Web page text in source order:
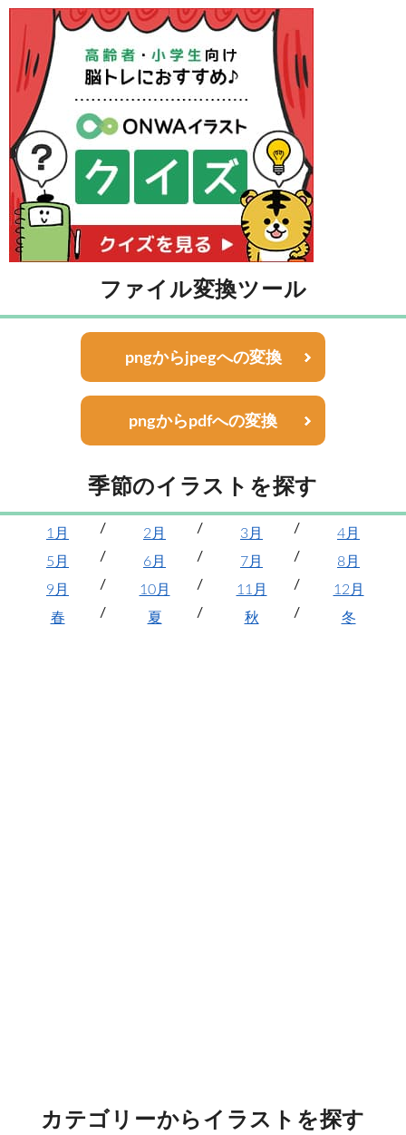
ファイル変換ツール
pngからjpegへの変換
pngからpdfへの変換
季節のイラストを探す
1月 2月 3月
4月
5月
6月 7月
8月
9月
10月 11月
12月
春
夏 秋 冬
カテゴリーからイラストを探す